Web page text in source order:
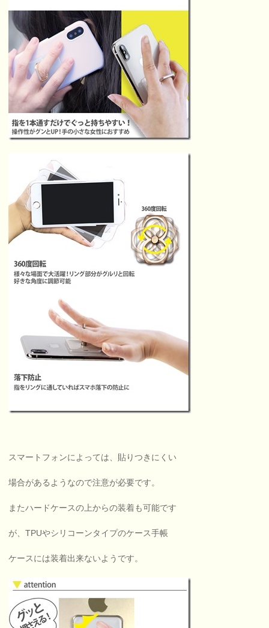
スマートフォンによっては、貼りつきにくい
場合があるようなので注意が必要です。
またハードケースの上からの装着も可能です
が、TPUやシリコーンタイプのケース手帳
ケースには装着出来ないようです。